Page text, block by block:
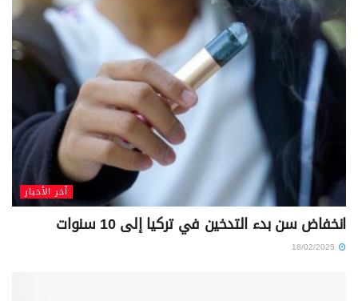
آخر الأخبار
انخفاض سن بدء التدخين في تركيا إلى 10 سنوات